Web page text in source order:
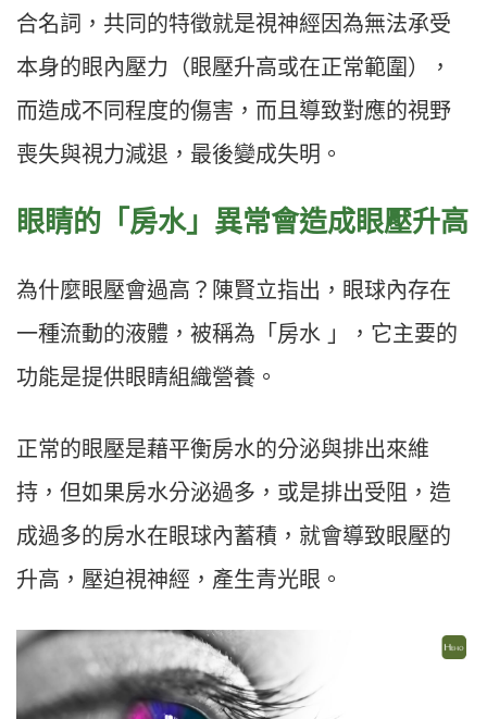
合名詞，共同的特徵就是視神經因為無法承受
本身的眼內壓力（眼壓升高或在正常範圍），
而造成不同程度的傷害，而且導致對應的視野
喪失與視力減退，最後變成失明。
眼睛的「房水」異常會造成眼壓升高
為什麼眼壓會過高？陳賢立指出，眼球內存在
一種流動的液體，被稱為「房水 」，它主要的
功能是提供眼睛組織營養。
正常的眼壓是藉平衡房水的分泌與排出來維
持，但如果房水分泌過多，或是排出受阻，造
成過多的房水在眼球內蓄積，就會導致眼壓的
升高，壓迫視神經，產生青光眼。